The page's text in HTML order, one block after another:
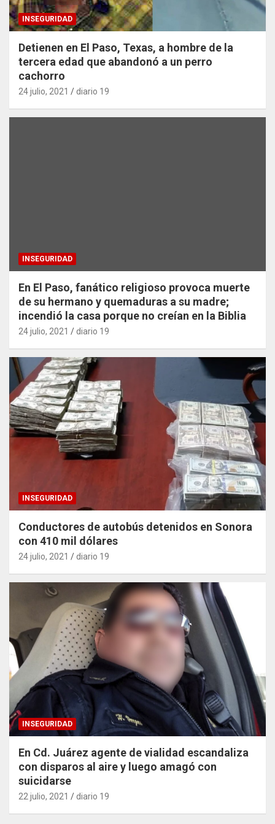
INSEGURIDAD
Detienen en El Paso, Texas, a hombre de la
tercera edad que abandonó a un perro
cachorro
24 julio, 2021 diario 19
INSEGURIDAD
En El Paso, fanático religioso provoca muerte
de su hermano y quemaduras a su madre;
incendió la casa porque no creían en la Biblia
24 julio, 2021 diario 19
INSEGURIDAD
Conductores de autobús detenidos en Sonora
con 410 mil dólares
24 julio, 2021 diario 19
INSEGURIDAD
En Cd. Juárez agente de vialidad escandaliza
con disparos al aire y luego amagó con
suicidarse
22 julio, 2021 diario 19